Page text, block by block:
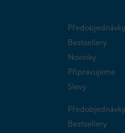
Předobjednávky
Bestsellery
Novinky
Připravujeme
Slevy
Předobjednávky
Bestsellery